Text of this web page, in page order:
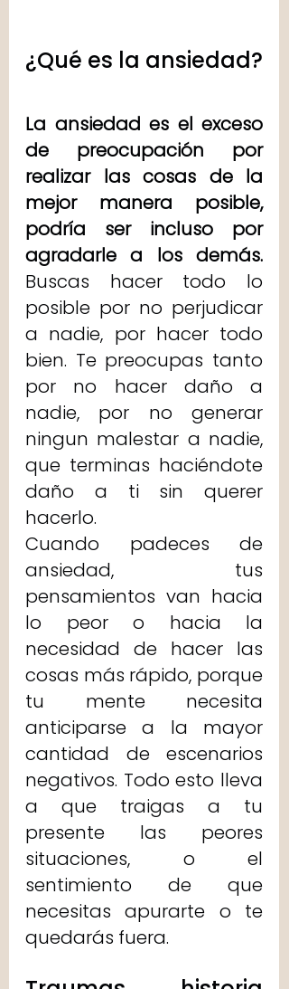
¿Qué es la ansiedad?
La ansiedad es el exceso
de preocupación por
realizar las cosas de la
mejor manera posible,
podría ser incluso por
Buscas hacer todo lo
posible por no perjudicar
a nadie, por hacer todo
bien. Te preocupas tanto
por no hacer daño a
nadie, por no generar
ningun malestar a nadie,
que terminas haciéndote
daño a ti sin querer
hacerlo.
Cuando padeces de
ansiedad, tus
pensamientos van hacia
lo peor o hacia la
necesidad de hacer las
cosas más rápido, porque
tu mente necesita
anticiparse a la mayor
cantidad de escenarios
negativos. Todo esto lleva
a que traigas a tu
presente las peores
situaciones, o el
sentimiento de que
necesitas apurarte o te
quedarás fuera.